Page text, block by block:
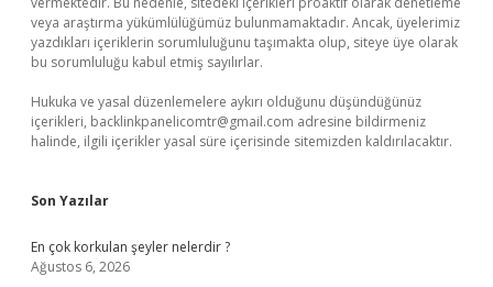
veya araştırma yükümlülüğümüz bulunmamaktadır. Ancak, üyelerimiz
yazdıkları içeriklerin sorumluluğunu taşımakta olup, siteye üye olarak
bu sorumluluğu kabul etmiş sayılırlar.
Hukuka ve yasal düzenlemelere aykırı olduğunu düşündüğünüz
içerikleri, backlinkpanelicomtr@gmail.com adresine bildirmeniz
halinde, ilgili içerikler yasal süre içerisinde sitemizden kaldırılacaktır.
Son Yazılar
En çok korkulan şeyler nelerdir ?
Ağustos 6, 2026